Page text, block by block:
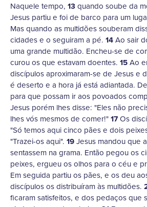
Naquele tempo, 13quando soube da
Jesus partiu e foi de barco para um
Mas quando as multidões souberam
cidades e o seguiram a pé. 14Ao sair
uma grande multidão. Encheu-se de
curou os que estavam doentes. 15Ao
discípulos aproximaram-se de Jesus e
é deserto e a hora já está adiantada.
para que possam ir aos povoados
Jesus porém lhes disse: "Eles não
lhes vós mesmos de comer!"17Os
"Só temos aqui cinco pães e dois
"Trazei-os aqui". 19Jesus mandou que
sentassem na grama. Então pegou os
peixes, ergueu os olhos para o céu e
Em seguida partiu os pães, e os deu
discípulos os distribuíram às multidões.
ficaram satisfeitos, e dos pedaços que